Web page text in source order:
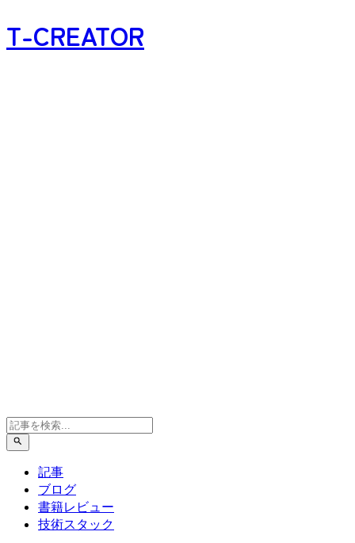
T-CREATOR
記事
ブログ
書籍レビュー
技術スタック